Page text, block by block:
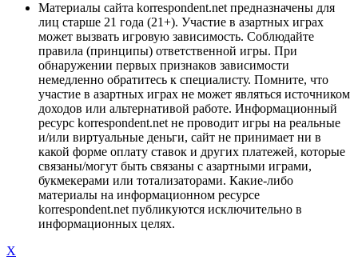
Материалы сайта korrespondent.net предназначены для
лиц старше 21 года (21+). Участие в азартных играх
может вызвать игровую зависимость. Соблюдайте
правила (принципы) ответственной игры. При
обнаружении первых признаков зависимости
немедленно обратитесь к специалисту. Помните, что
участие в азартных играх не может являться источником
доходов или альтернативой работе. Информационный
ресурс korrespondent.net не проводит игры на реальные
и/или виртуальные деньги, сайт не принимает ни в
какой форме оплату ставок и других платежей, которые
связаны/могут быть связаны с азартными играми,
букмекерами или тотализаторами. Какие-либо
материалы на информационном ресурсе
korrespondent.net публикуются исключительно в
информационных целях.
X